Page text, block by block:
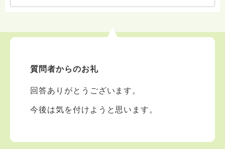
いて、あなたに向き合っています。 ですので、過去の
いします。 ※個別相談は、hasunohaオンライン相談よ
ください。 法務を優先させてください。
質問者からのお礼
回答ありがとうございます。
今後は気を付けようと思います。